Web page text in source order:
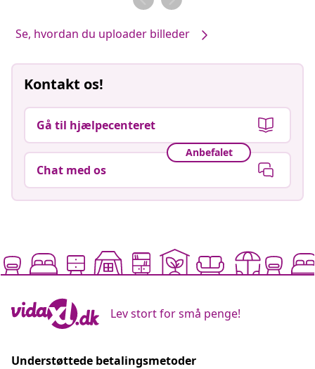
Se, hvordan du uploader billeder
Kontakt os!
Gå til hjælpecenteret
Anbefalet
Chat med os
Lev stort for små penge!
Understøttede betalingsmetoder